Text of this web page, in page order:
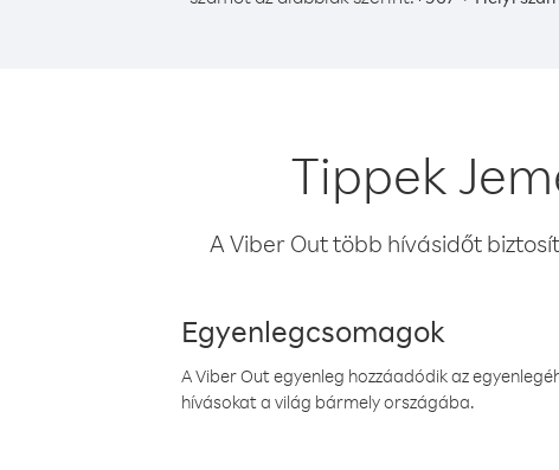
Tippek
A Viber Out több hívásidőt
Egyenlegcsomagok
A Viber Out egyenleg hozzáadódik az
hívásokat a világ bármely országába.